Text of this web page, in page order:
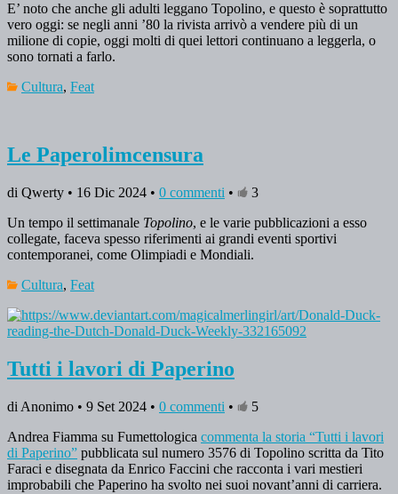
E’ noto che anche gli adulti leggano Topolino, e questo è soprattutto
vero oggi: se negli anni ’80 la rivista arrivò a vendere più di un
milione di copie, oggi molti di quei lettori continuano a leggerla, o
sono tornati a farlo.
Cultura, Feat
Le Paperolimcensura
di Qwerty • 16 Dic 2024 • 0 commenti •
3
Un tempo il settimanale Topolino, e le varie pubblicazioni a esso
collegate, faceva spesso riferimenti ai grandi eventi sportivi
contemporanei, come Olimpiadi e Mondiali.
Cultura, Feat
Tutti i lavori di Paperino
di Anonimo • 9 Set 2024 • 0 commenti •
5
Andrea Fiamma su Fumettologica commenta la storia “Tutti i lavori
di Paperino” pubblicata sul numero 3576 di Topolino scritta da Tito
Faraci e disegnata da Enrico Faccini che racconta i vari mestieri
improbabili che Paperino ha svolto nei suoi novant’anni di carriera.